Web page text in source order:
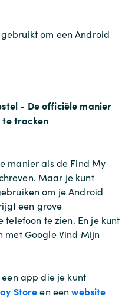
om een Android
- De officiële manier
te tracken
manier als de Find My
Maar je kunt
om je Android
een grove
te zien. En je kunt
met Google Vind Mijn
app die je kunt
Storeen eenwebsite